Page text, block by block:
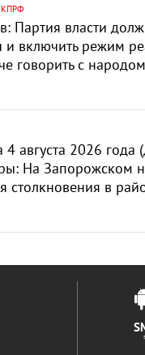
КПРФ
Партия власти
включить режим
говорить с
августа 2026 года
На Запорожском
столкновения в